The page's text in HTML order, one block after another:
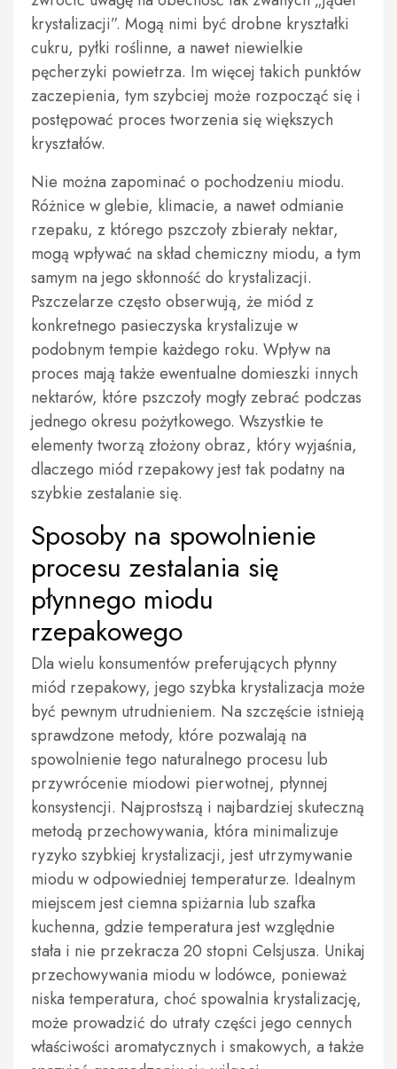
krystalizacji”. Mogą nimi być drobne kryształki
cukru, pyłki roślinne, a nawet niewielkie
pęcherzyki powietrza. Im więcej takich punktów
zaczepienia, tym szybciej może rozpocząć się i
postępować proces tworzenia się większych
kryształów.
Nie można zapominać o pochodzeniu miodu.
Różnice w glebie, klimacie, a nawet odmianie
rzepaku, z którego pszczoły zbierały nektar,
mogą wpływać na skład chemiczny miodu, a tym
samym na jego skłonność do krystalizacji.
Pszczelarze często obserwują, że miód z
konkretnego pasieczyska krystalizuje w
podobnym tempie każdego roku. Wpływ na
proces mają także ewentualne domieszki innych
nektarów, które pszczoły mogły zebrać podczas
jednego okresu pożytkowego. Wszystkie te
elementy tworzą złożony obraz, który wyjaśnia,
dlaczego miód rzepakowy jest tak podatny na
szybkie zestalanie się.
Sposoby na spowolnienie
procesu zestalania się
płynnego miodu
rzepakowego
Dla wielu konsumentów preferujących płynny
miód rzepakowy, jego szybka krystalizacja może
być pewnym utrudnieniem. Na szczęście istnieją
sprawdzone metody, które pozwalają na
spowolnienie tego naturalnego procesu lub
przywrócenie miodowi pierwotnej, płynnej
konsystencji. Najprostszą i najbardziej skuteczną
metodą przechowywania, która minimalizuje
ryzyko szybkiej krystalizacji, jest utrzymywanie
miodu w odpowiedniej temperaturze. Idealnym
miejscem jest ciemna spiżarnia lub szafka
kuchenna, gdzie temperatura jest względnie
stała i nie przekracza 20 stopni Celsjusza. Unikaj
przechowywania miodu w lodówce, ponieważ
niska temperatura, choć spowalnia krystalizację,
może prowadzić do utraty części jego cennych
właściwości aromatycznych i smakowych, a także